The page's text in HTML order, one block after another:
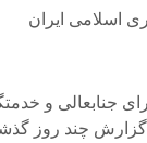
اسلامی ایران
جنابعالی و
چند روز